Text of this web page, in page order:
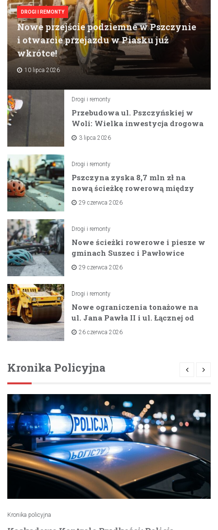
DROGI I REMONTY
Nowe przejście podziemne w Pszczynie
i otwarcie przejazdu w Piasku już
wkrótce!
10 lipca 2026
Drogi i remonty
Przebudowa ul. Pszczyńskiej w
Woli: Wielka inwestycja drogowa
na horyzoncie
3 lipca 2026
Drogi i remonty
Pszczyna zyska 8,7 mln zł na
nową ścieżkę rowerową między
zaporami
29 czerwca 2026
Drogi i remonty
Nowe ścieżki rowerowe i piesze w
gminach Suszec i Pawłowice
dzięki unijnemu wsparciu
29 czerwca 2026
Drogi i remonty
Nowe ograniczenia tonażowe na
ul. Jana Pawła II i ul. Łącznej od
lipca 2026 roku
26 czerwca 2026
Kronika Policyjna
Kronika policyjna